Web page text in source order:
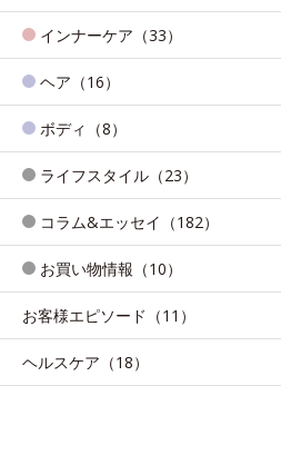
インナーケア（33）
ヘア（16）
ボディ（8）
ライフスタイル（23）
コラム&エッセイ（182）
お買い物情報（10）
お客様エピソード（11）
ヘルスケア（18）